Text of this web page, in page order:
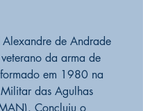
de Andrade
da arma de
em 1980 na
das Agulhas
Concluiu o